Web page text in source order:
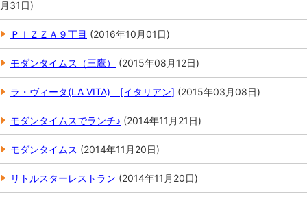
月31日)
ＰＩＺＺＡ９丁目 (2016年10月01日)
モダンタイムス（三鷹） (2015年08月12日)
ラ・ヴィータ(LA VITA) [イタリアン] (2015年03月08日)
モダンタイムスでランチ♪ (2014年11月21日)
モダンタイムス (2014年11月20日)
リトルスターレストラン (2014年11月20日)